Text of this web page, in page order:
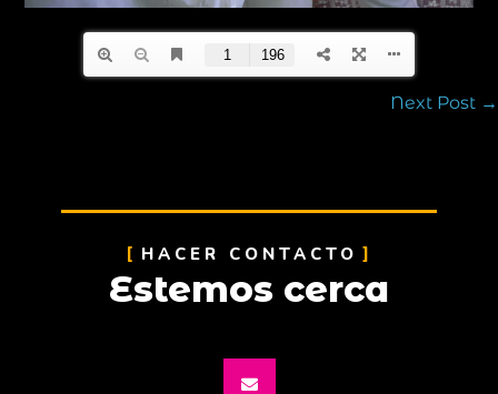
Next Post →
HACER CONTACTO
Estemos cerca